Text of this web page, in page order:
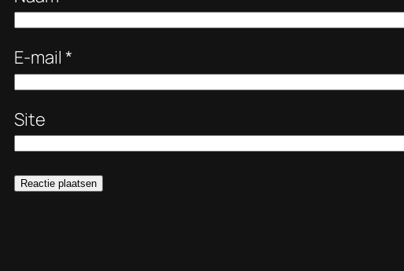
E-mail *
Site